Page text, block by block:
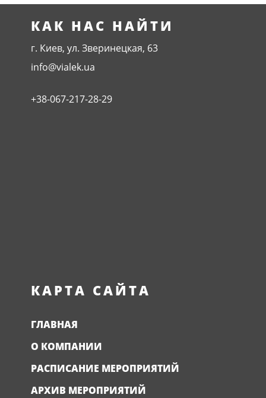
КАК НАС НАЙТИ
г. Киев, ул. Зверинецкая, 63
info@vialek.ua
+38-067-217-28-29
КАРТА САЙТА
ГЛАВНАЯ
О КОМПАНИИ
РАСПИСАНИЕ МЕРОПРИЯТИЙ
АРХИВ МЕРОПРИЯТИЙ